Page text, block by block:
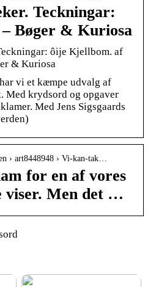
Teckningar:
Bøger & Kuriosa
ôije Kjellbom. af
& Kuriosa
vi et kæmpe udvalg af
Med krydsord og opgaver
Med Jens Sigsgaards
› art8448948 › Vi-kan-tak…
for en af vores
viser. Men det …